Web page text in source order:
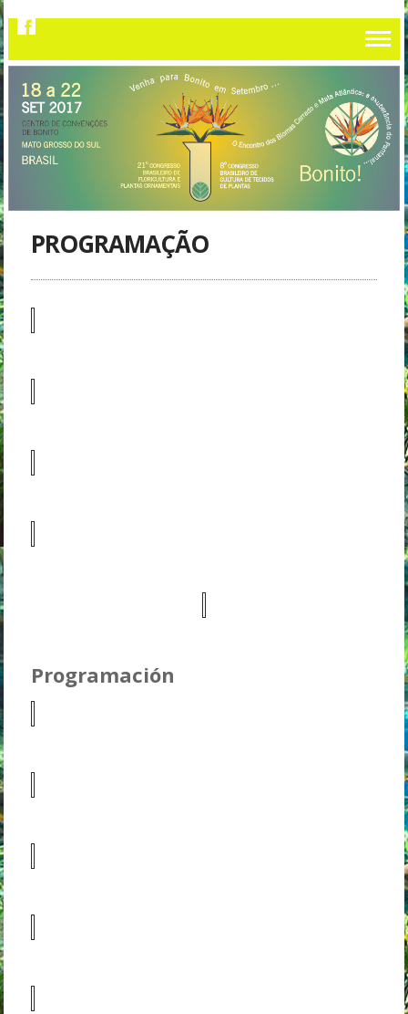
PROGRAMAÇÃO
Programación